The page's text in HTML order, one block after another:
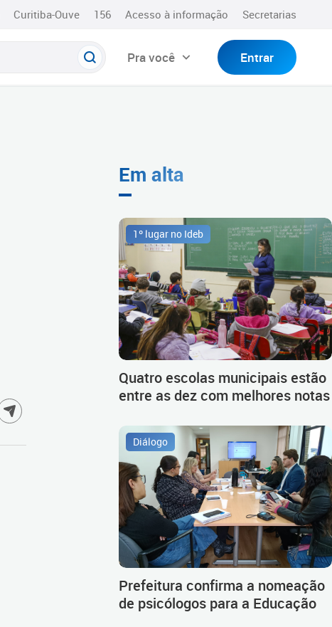
Curitiba-Ouve 156 Acesso à informação Secretarias
Pra você Entrar
Em alta
1º lugar no Ideb
Quatro escolas municipais estão
entre as dez com melhores notas
Diálogo
Prefeitura confirma a nomeação
de psicólogos para a Educação